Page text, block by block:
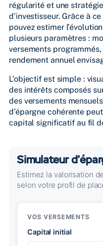
régularité et une
d’investisseur. Grâce à ce
pouvez estimer
plusieurs paramètres :
versements
rendement annuel
L’objectif est simple :
des intérêts composés
des versements
d’épargne cohérente
capital significatif au fil
Simulateur
Estimez la valorisation
selon votre profil de
VOS VERSEMENTS
Capital initial